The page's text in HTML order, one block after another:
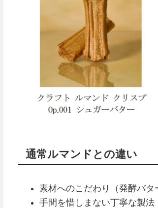
通常ルマンドとの違い
素材へのこだわり（発酵バタ
手間を惜しまない丁寧な製法